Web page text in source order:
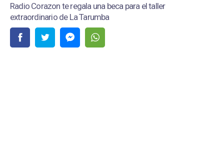
Radio Corazon te regala una beca para el taller
extraordinario de La Tarumba